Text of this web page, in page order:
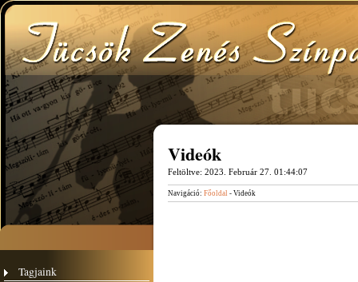
Tagjaink
Videók
Feltöltve: 2023. Február 27. 01:44:07
Navigáció: Főoldal - Videók